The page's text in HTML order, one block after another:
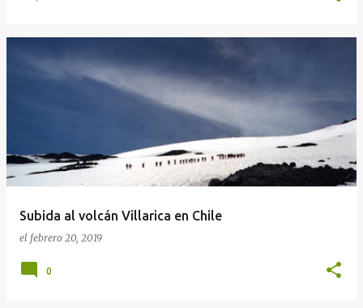
Subida al volcán Villarica en Chile
el febrero 20, 2019
0